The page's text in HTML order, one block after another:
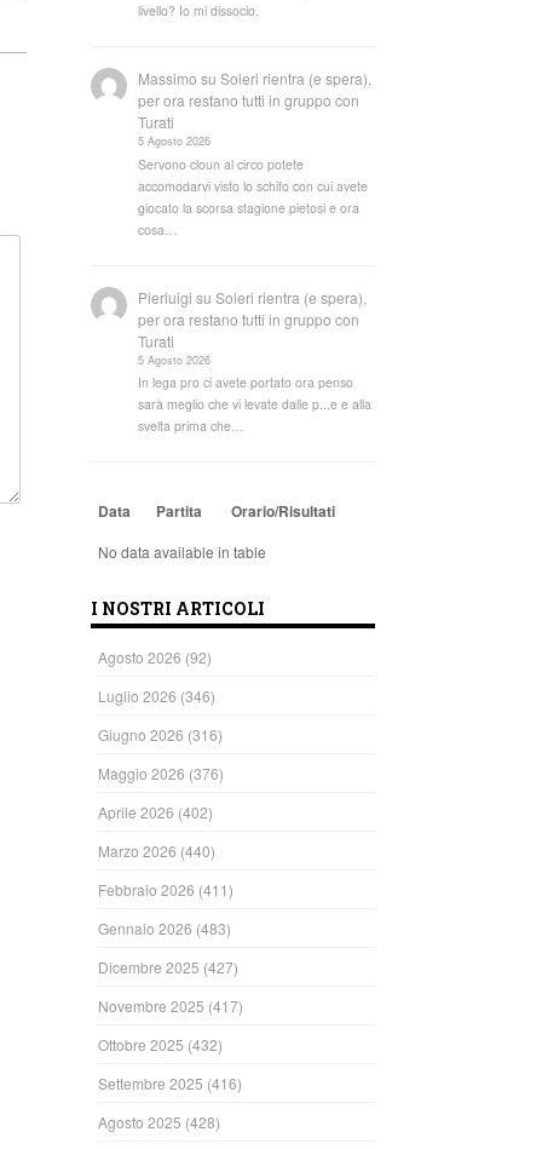
livello? Io mi dissocio.
Massimo suSoleri rientra (e spera),
per ora restano tutti in gruppo con
Turati
5 Agosto 2026
Servono cloun al circo potete
accomodarvi visto lo schifo con cui avete
giocato la scorsa stagione pietosi e ora
cosa…
Pierluigi suSoleri rientra (e spera),
per ora restano tutti in gruppo con
Turati
5 Agosto 2026
In lega pro ci avete portato ora penso
sarà meglio che vi levate dalle p...e e alla
svelta prima che…
Data Partita Orario/Risultati
No data available in table
I NOSTRI ARTICOLI
Agosto 2026 (92)
Luglio 2026 (346)
Giugno 2026 (316)
Maggio 2026 (376)
Aprile 2026 (402)
Marzo 2026 (440)
Febbraio 2026 (411)
Gennaio 2026 (483)
Dicembre 2025 (427)
Novembre 2025 (417)
Ottobre 2025 (432)
Settembre 2025 (416)
Agosto 2025 (428)